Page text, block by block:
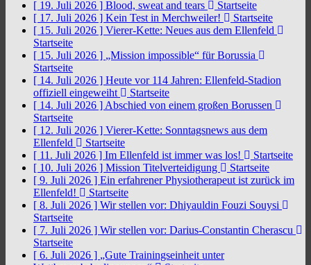
[ 19. Juli 2026 ] Blood, sweat and tears
Startseite
[ 17. Juli 2026 ] Kein Test in Merchweiler!
Startseite
[ 15. Juli 2026 ] Vierer-Kette: Neues aus dem Ellenfeld
Startseite
[ 15. Juli 2026 ] „Mission impossible“ für Borussia
Startseite
[ 14. Juli 2026 ] Heute vor 114 Jahren: Ellenfeld-Stadion
offiziell eingeweiht
Startseite
[ 14. Juli 2026 ] Abschied von einem großen Borussen
Startseite
[ 12. Juli 2026 ] Vierer-Kette: Sonntagsnews aus dem
Ellenfeld
Startseite
[ 11. Juli 2026 ] Im Ellenfeld ist immer was los!
Startseite
[ 10. Juli 2026 ] Mission Titelverteidigung
Startseite
[ 9. Juli 2026 ] Ein erfahrener Physiotherapeut ist zurück im
Ellenfeld!
Startseite
[ 8. Juli 2026 ] Wir stellen vor: Dhiyauldin Fouzi Souysi
Startseite
[ 7. Juli 2026 ] Wir stellen vor: Darius-Constantin Cherascu
Startseite
[ 6. Juli 2026 ] „Gute Trainingseinheit unter